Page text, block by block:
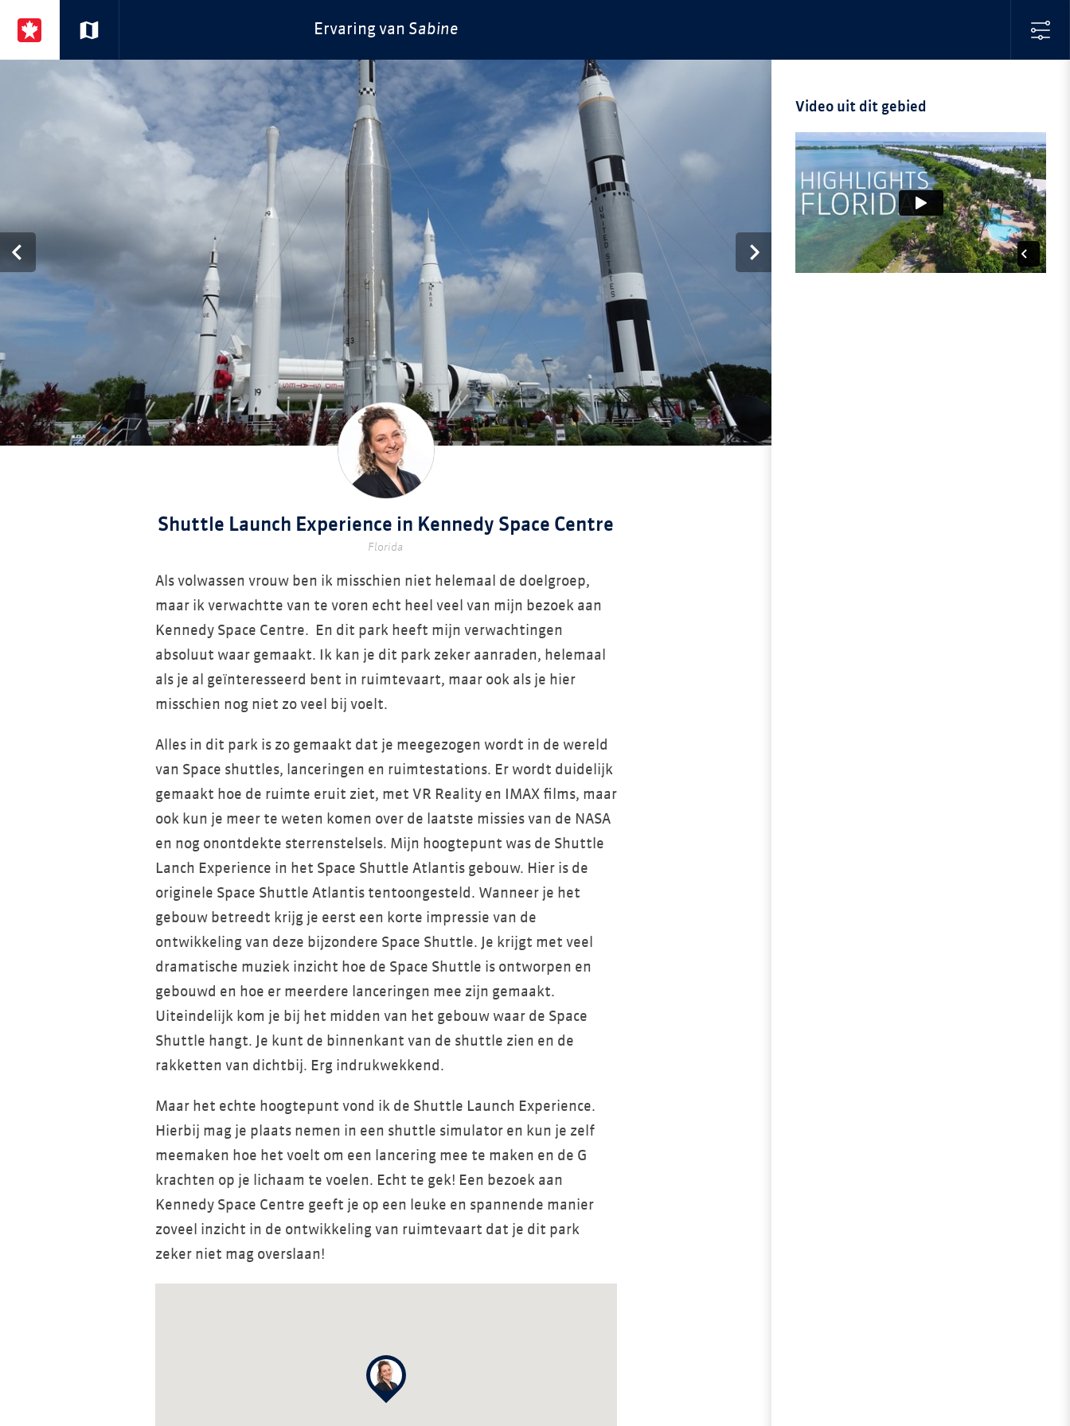
Ervaring van Sabine
Shuttle Launch Experience in Kennedy Space Centre
Florida
Als volwassen vrouw ben ik misschien niet helemaal de doelgroep,
maar ik verwachtte van te voren echt heel veel van mijn bezoek aan
Kennedy Space Centre. En dit park heeft mijn verwachtingen
absoluut waar gemaakt. Ik kan je dit park zeker aanraden, helemaal
als je al geïnteresseerd bent in ruimtevaart, maar ook als je hier
misschien nog niet zo veel bij voelt.
Alles in dit park is zo gemaakt dat je meegezogen wordt in de wereld
van Space shuttles, lanceringen en ruimtestations. Er wordt duidelijk
gemaakt hoe de ruimte eruit ziet, met VR Reality en IMAX films, maar
ook kun je meer te weten komen over de laatste missies van de NASA
en nog onontdekte sterrenstelsels. Mijn hoogtepunt was de Shuttle
Lanch Experience in het Space Shuttle Atlantis gebouw. Hier is de
originele Space Shuttle Atlantis tentoongesteld. Wanneer je het
gebouw betreedt krijg je eerst een korte impressie van de
ontwikkeling van deze bijzondere Space Shuttle. Je krijgt met veel
dramatische muziek inzicht hoe de Space Shuttle is ontworpen en
gebouwd en hoe er meerdere lanceringen mee zijn gemaakt.
Uiteindelijk kom je bij het midden van het gebouw waar de Space
Shuttle hangt. Je kunt de binnenkant van de shuttle zien en de
rakketten van dichtbij. Erg indrukwekkend.
Maar het echte hoogtepunt vond ik de Shuttle Launch Experience.
Hierbij mag je plaats nemen in een shuttle simulator en kun je zelf
meemaken hoe het voelt om een lancering mee te maken en de G
krachten op je lichaam te voelen. Echt te gek! Een bezoek aan
Kennedy Space Centre geeft je op een leuke en spannende manier
zoveel inzicht in de ontwikkeling van ruimtevaart dat je dit park
zeker niet mag overslaan!
Video uit dit gebied